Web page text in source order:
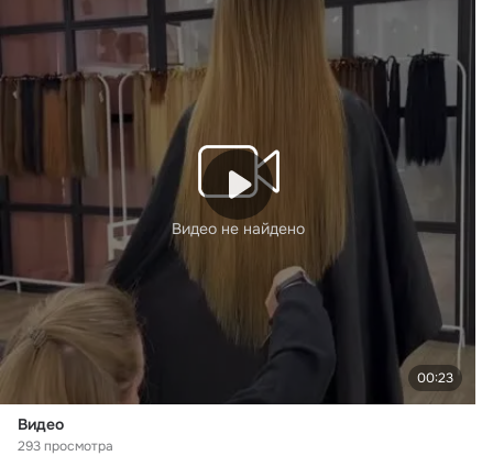
00:23
Видео не найдено
Видео
293 просмотра